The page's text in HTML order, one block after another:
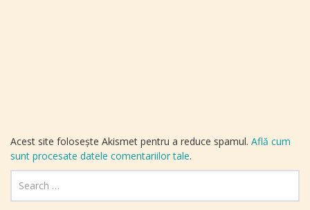
Acest site folosește Akismet pentru a reduce spamul. Află cum
sunt procesate datele comentariilor tale.